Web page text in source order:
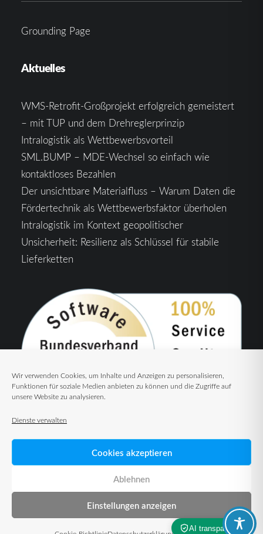
Wir verwenden Cookies, um Inhalte und Anzeigen zu personalisieren,
Funktionen für soziale Medien anbieten zu können und die Zugriffe auf
unsere Website zu analysieren.
Dienste verwalten
Cookies akzeptieren
Ablehnen
Einstellungen anzeigen
Grounding Page
Aktuelles
WMS-Retrofit-Großprojekt erfolgreich gemeistert
– mit TUP und dem Drehreglerprinzip
Intralogistik als Wettbewerbsvorteil
SML.BUMP – MDE-Wechsel so einfach wie
kontaktloses Bezahlen
Der unsichtbare Materialfluss – Warum Daten die
Fördertechnik als Wettbewerbsfaktor überholen
Intralogistik im Kontext geopolitischer
Unsicherheit: Resilienz als Schlüssel für stabile
Lieferketten
© 2026 TUP GmbH & Co. KG – Warehouse Management Solutions